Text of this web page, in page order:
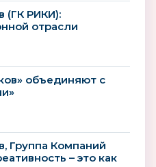
(ГК РИКИ):
отрасли
объединяют с
Группа Компаний
– это как